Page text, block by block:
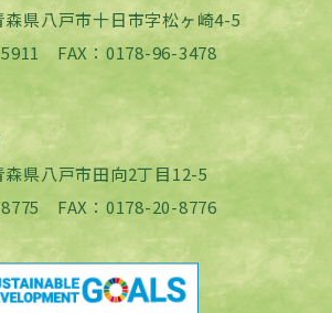
県八戸市十日市字松ヶ崎4-5
FAX：0178-96-3478
県八戸市田向2丁目12-5
FAX：0178-20-8776